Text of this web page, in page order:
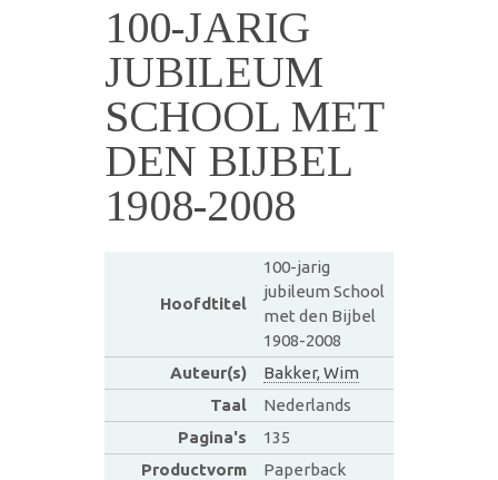
100-JARIG
JUBILEUM
SCHOOL MET
DEN BIJBEL
1908-2008
Hoofdtitel
100-jarig
jubileum School
met den Bijbel
1908-2008
Auteur(s)
Bakker, Wim
Taal
Nederlands
Pagina's
135
Productvorm
Paperback